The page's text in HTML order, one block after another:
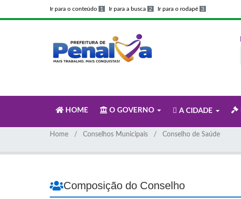
Ir para o conteúdo 1 Ir para a busca 2 Ir para o rodapé 3
HOME O GOVERNO A CIDADE
Home Conselhos Municipais Conselho de Saúde
Composição do Conselho